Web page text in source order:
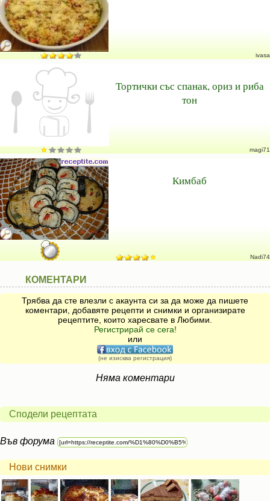
ivasa
Тортички със спанак, ориз и риба
тон
magi71
Кимбаб
Nadi74
КОМЕНТАРИ
Трябва да сте влезли с акаунта си за да може да пишете
коментари, добавяте рецепти и снимки и организирате
рецептите, които харесвате в Любими.
Регистрирай се сега!
или
(не изисква регистрация)
Няма коментари
Сподели рецептата
Във форума
Нови снимки